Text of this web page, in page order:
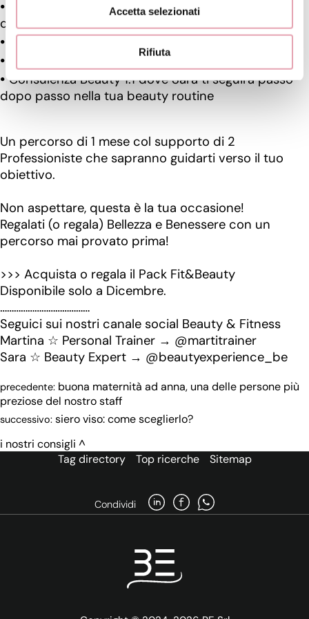
Accetta selezionati
Rifiuta
10 Workout mensili da 10 minuti da sfruttare
quando hai poco tempo
Kit Bende BE
Crema Push up cellulite BE
Consulenza Beauty 1:1 dove Sara ti seguirà passo
dopo passo nella tua beauty routine
Un percorso di 1 mese col supporto di 2
Professioniste che sapranno guidarti verso il tuo
obiettivo.
Non aspettare, questa è la tua occasione!
Regalati (o regala) Bellezza e Benessere con un
percorso mai provato prima!
>>> Acquista o regala il Pack Fit&Beauty
Disponibile solo a Dicembre.
…………………………………
Seguici sui nostri canale social Beauty & Fitness
Martina ☆ Personal Trainer → @martitrainer
Sara ☆ Beauty Expert → @beautyexperience_be
precedente: buona maternità ad anna, una delle persone più
preziose del nostro staff
successivo: siero viso: come sceglierlo?
i nostri consigli
Tag directory
Top ricerche Sitemap
Condividi